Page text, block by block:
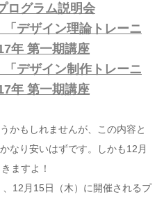
ログラム説明会
デザイン理論トレーニ
年 第一期講座
デザイン制作トレーニ
年 第一期講座
かもしれませんが、この内容と
なり安いはずです。しかも12月
ますよ！
12月15日（木）に開催されるプ